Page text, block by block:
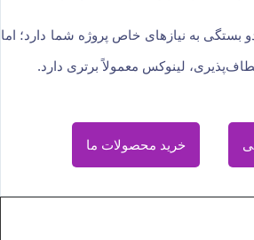
بستگی به نیازهای خاص پروژه شما دارد؛ اما
لینوکس معمولاً برتری دارد.
خرید محصولات ما